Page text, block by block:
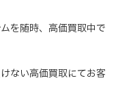
を随時、高価買取中で
ない高価買取にてお客